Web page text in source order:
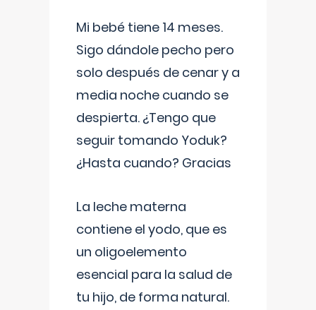
Mi bebé tiene 14 meses.
Sigo dándole pecho pero
solo después de cenar y a
media noche cuando se
despierta. ¿Tengo que
seguir tomando Yoduk?
¿Hasta cuando? Gracias
La leche materna
contiene el yodo, que es
un oligoelemento
esencial para la salud de
tu hijo, de forma natural.